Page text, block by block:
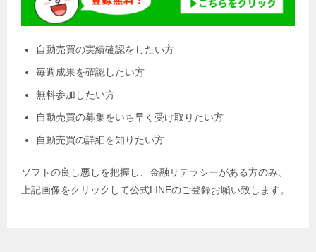
自動売買の実績確認をしたい方
毎週成果を確認したい方
無料参加したい方
自動売買の募集をいち早く受け取りたい方
自動売買の詳細を知りたい方
ソフトの良し悪しを把握し、金融リテラシーがある方のみ、
上記画像をクリックして公式LINEのご登録お願い致します。